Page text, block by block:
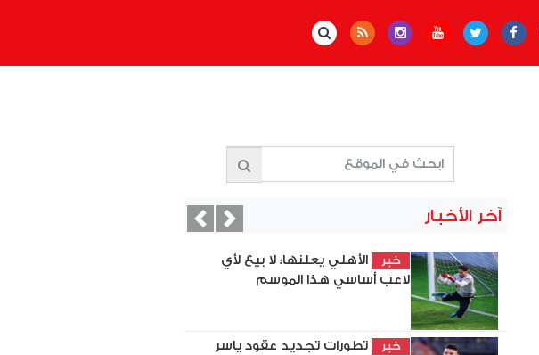
آخر الأخبار
خبر
الأهلي يعلنها: لا بيع لأي
لاعب أساسي هذا الموسم
خبر
تطورات تجديد عقود ياسر
PreviousNext